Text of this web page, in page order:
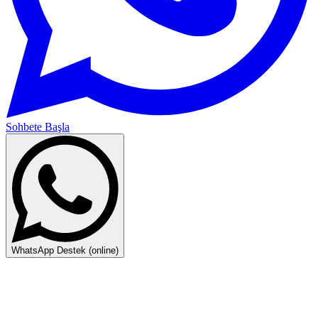
Sohbete Başla
WhatsApp Destek (online)